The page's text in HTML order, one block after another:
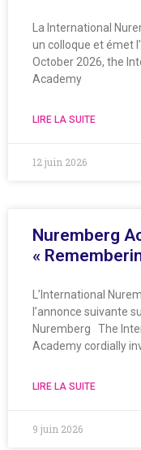
La International
un colloque et émet
October 2026, the
Academy
LIRE LA SUITE
12 juin 2026
Nuremberg
«
L’International
l’annonce suivante
Nuremberg The
Academy cordially
LIRE LA SUITE
9 juin 2026